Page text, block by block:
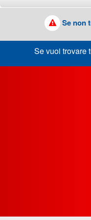
Se non
Se vuoi trovare